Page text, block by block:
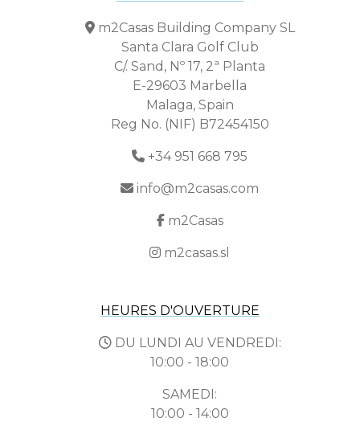
m2Casas Building Company SL
Santa Clara Golf Club
C/. Sand, Nº 17, 2ª Planta
E-29603 Marbella
Malaga, Spain
Reg No. (NIF) B72454150
+34 951 668 795
info@m2casas.com
m2Casas
m2casas.sl
HEURES D'OUVERTURE
DU LUNDI AU VENDREDI:
10:00 - 18:00
SAMEDI:
10:00 - 14:00